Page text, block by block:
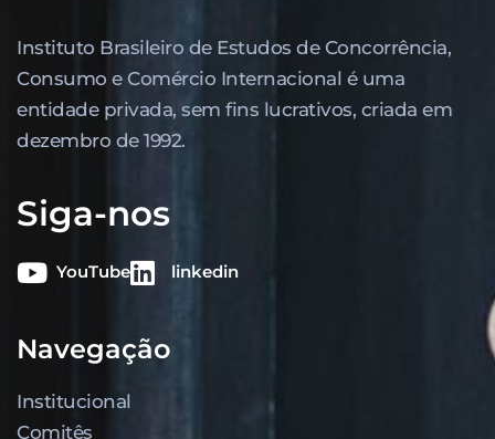
Instituto Brasileiro de Estudos de Concor­rência,
Consumo e Comércio Internacional é uma
entidade privada, sem fins lucrativos, criada em
dezembro de 1992.
Siga-nos
YouTube linkedin
Navegação
Institucional
Comitês